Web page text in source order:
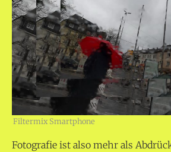
Filtermix Smartphone
Fotografie ist also mehr als